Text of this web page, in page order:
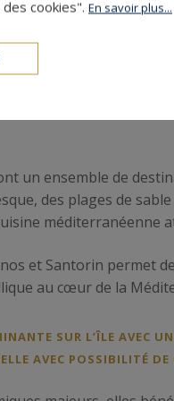
BURÉS, UN CHEF-
AU DÉBUT DU
un ensemble de
des plages de
et Santorin permet
au cœur de la
SUR L’ÎLE AVEC
AVEC POSSIBILITÉ
cookies". En savoir plus...